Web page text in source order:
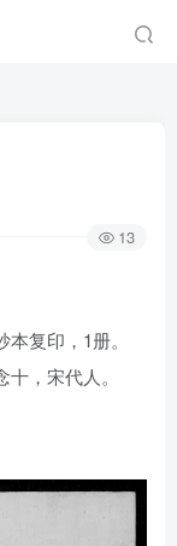
13
复印，1册。
，宋代人。